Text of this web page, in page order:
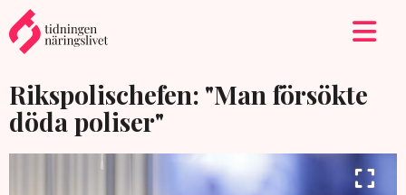
Rikspolischefen: "Man försökte
döda poliser"